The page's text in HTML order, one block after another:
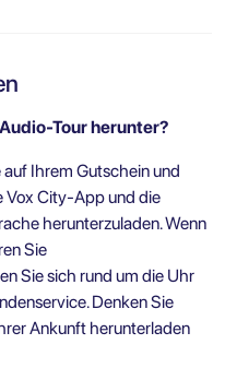
Tour herunter?
Ihrem Gutschein und
Vox City-App und die
herunterzuladen. Wenn
Sie
Sie sich rund um die Uhr
Denken Sie
Ankunft herunterladen